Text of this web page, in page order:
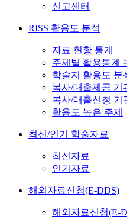
신고센터
RISS 활용도 분석
자료 현황 통계
주제별 활용통계
학술지 활용도 분
복사/대출제공 기
복사/대출신청 기
활용도 높은 주제
최신/인기 학술자료
최신자료
인기자료
해외자료신청(E-DDS)
해외자료신청(E-